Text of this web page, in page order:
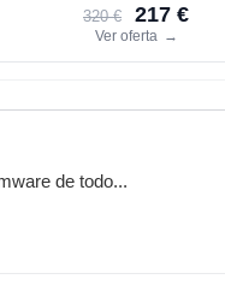
320 € 217 €
Ver oferta →
de todo...